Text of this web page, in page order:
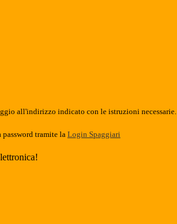
all'indirizzo indicato con le istruzioni necessarie.
tramite la Login Spaggiari